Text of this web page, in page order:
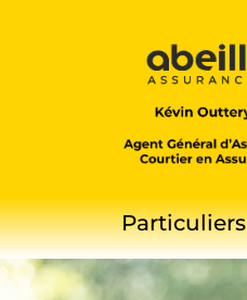
Particuliers